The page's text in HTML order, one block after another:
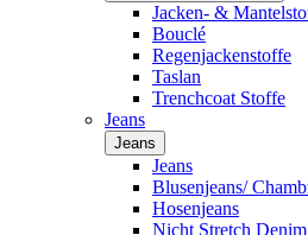
Jacken- &
Bouclé
Regenjackenstoffe
Taslan
Trenchcoat Stoffe
Jeans
Jeans
Jeans
Blusenjeans/
Hosenjeans
Nicht Stretch Denim